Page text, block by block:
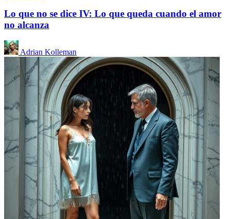
Lo que no se dice IV: Lo que queda cuando el amor
no alcanza
Adrian Kolleman